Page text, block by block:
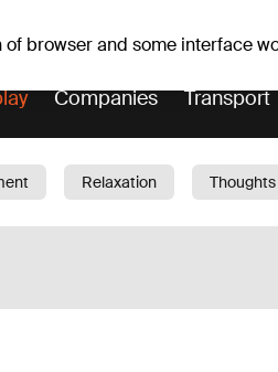
browser and some interface
Companies Transport
Relaxation Thoughts